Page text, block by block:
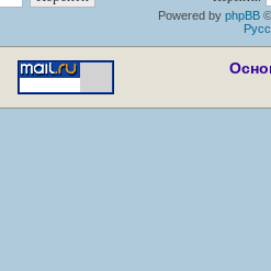
Powered by phpBB